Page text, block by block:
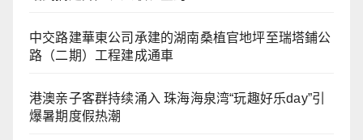
中交路建華東公司承建的湖南桑植官地坪至瑞塔鋪公
路（二期）工程建成通車
港澳亲子客群持续涌入 珠海海泉湾“玩趣好乐day”引
爆暑期度假热潮